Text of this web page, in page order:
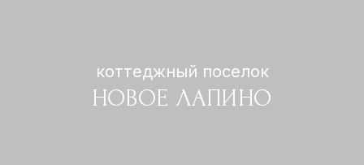
коттеджный поселок
НОВОЕ ЛАПИНО